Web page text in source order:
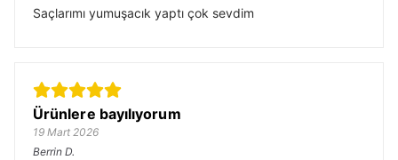
Saçlarımı yumuşacık yaptı çok sevdim
Ürünlere bayılıyorum
19 Mart 2026
Berrin D.